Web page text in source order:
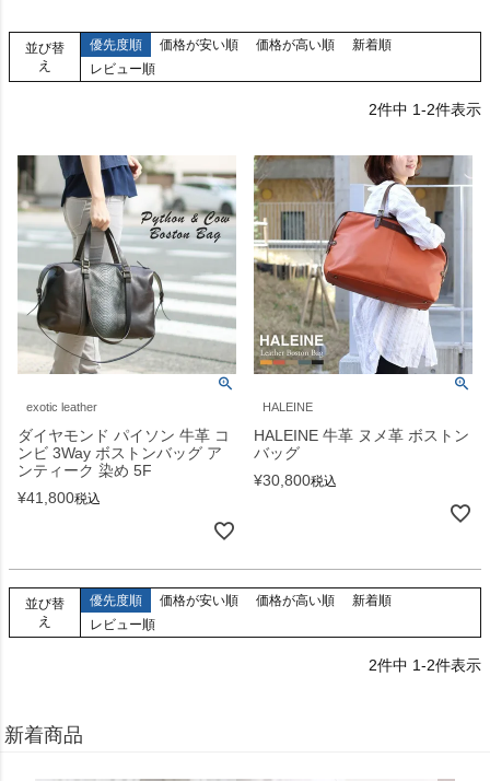
並び替
え
優先度順 価格が安い順 価格が高い順
新着順
レビュー順
2件中 1-2件表示
exotic leather
ダイヤモンド パイソン 牛革 コ
ンビ 3Way ボストンバッグ ア
ンティーク 染め 5F
¥41,800税込
HALEINE
HALEINE 牛革 ヌメ革 ボストン
バッグ
¥30,800税込
並び替
え
優先度順 価格が安い順 価格が高い順
新着順
レビュー順
2件中 1-2件表示
新着商品